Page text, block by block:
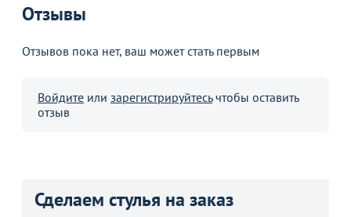
Отзывы
Отзывов пока нет, ваш может стать первым
Войдите или зарегистрируйтесьчтобы оставить
отзыв
Сделаем стулья на заказ